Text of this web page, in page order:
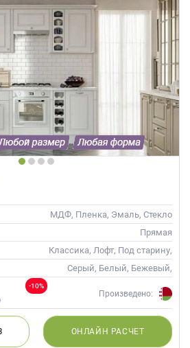
МДФ, Пленка, Эмаль, Стекло
Прямая
Классика, Лофт, Под старину,
Скандинавский, Неоклассика
Серый, Белый, Бежевый,
Слоновая кость, Кремовый,
Капучино
-10%
Произведено:
ОНЛАЙН РАСЧЕТ